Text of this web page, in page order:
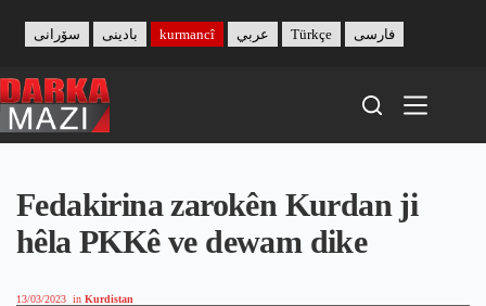
content
بادینی سۆرانی kurmancî عربي Türkçe فارسی
Fedakirina zarokên Kurdan ji
hêla PKKê ve dewam dike
13/03/2023 in Kurdistan